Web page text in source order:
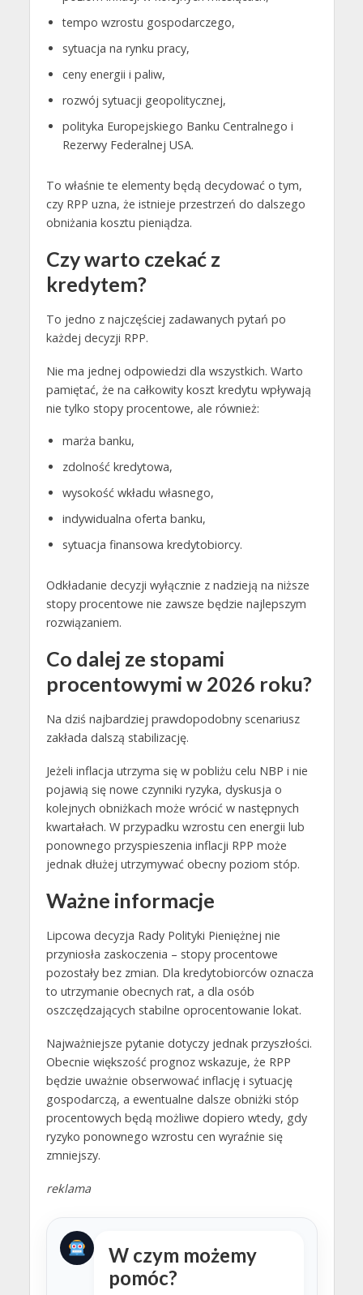
tempo wzrostu gospodarczego,
sytuacja na rynku pracy,
ceny energii i paliw,
rozwój sytuacji geopolitycznej,
polityka Europejskiego Banku Centralnego i
Rezerwy Federalnej USA.
To właśnie te elementy będą decydować o tym,
czy RPP uzna, że istnieje przestrzeń do dalszego
obniżania kosztu pieniądza.
Czy warto czekać z
kredytem?
To jedno z najczęściej zadawanych pytań po
każdej decyzji RPP.
Nie ma jednej odpowiedzi dla wszystkich. Warto
pamiętać, że na całkowity koszt kredytu wpływają
nie tylko stopy procentowe, ale również:
marża banku,
zdolność kredytowa,
wysokość wkładu własnego,
indywidualna oferta banku,
sytuacja finansowa kredytobiorcy.
Odkładanie decyzji wyłącznie z nadzieją na niższe
stopy procentowe nie zawsze będzie najlepszym
rozwiązaniem.
Co dalej ze stopami
procentowymi w 2026 roku?
Na dziś najbardziej prawdopodobny scenariusz
zakłada dalszą stabilizację.
Jeżeli inflacja utrzyma się w pobliżu celu NBP i nie
pojawią się nowe czynniki ryzyka, dyskusja o
kolejnych obniżkach może wrócić w następnych
kwartałach. W przypadku wzrostu cen energii lub
ponownego przyspieszenia inflacji RPP może
jednak dłużej utrzymywać obecny poziom stóp.
Ważne informacje
Lipcowa decyzja Rady Polityki Pieniężnej nie
przyniosła zaskoczenia – stopy procentowe
pozostały bez zmian. Dla kredytobiorców oznacza
to utrzymanie obecnych rat, a dla osób
oszczędzających stabilne oprocentowanie lokat.
Najważniejsze pytanie dotyczy jednak przyszłości.
Obecnie większość prognoz wskazuje, że RPP
będzie uważnie obserwować inflację i sytuację
gospodarczą, a ewentualne dalsze obniżki stóp
procentowych będą możliwe dopiero wtedy, gdy
ryzyko ponownego wzrostu cen wyraźnie się
zmniejszy.
reklama
W czym możemy
pomóc?